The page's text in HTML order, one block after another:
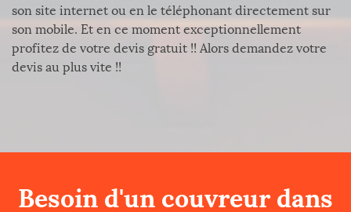
son site internet ou en le téléphonant directement sur
son mobile. Et en ce moment exceptionnellement
profitez de votre devis gratuit !! Alors demandez votre
devis au plus vite !!
Besoin d'un couvreur dans